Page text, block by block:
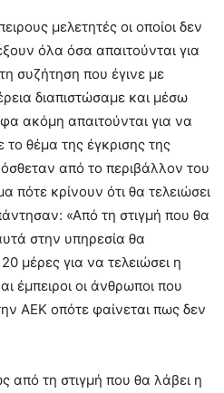
μελετητές οι οποίοι δεν
όλα όσα απαιτούνται για
συζήτηση που έγινε με
διαπιστώσαμε και μέσω
ακόμη απαιτούνται για να
το θέμα της έγκρισης της
από το περιβάλλον του
κρίνουν ότι θα τελειώσει
«Από τη στιγμή που θα
στην υπηρεσία θα
μέρες για να τελειώσει η
έμπειροι οι άνθρωποι που
ΑΕΚ οπότε φαίνεται πως δεν
από τη στιγμή που θα λάβει η